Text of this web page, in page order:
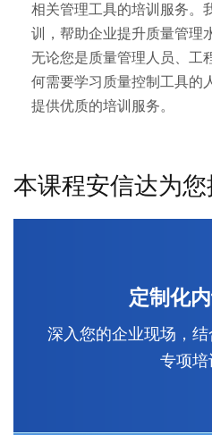
相关管理工具的培训服务。
训，帮助企业提升质量管理
无论您是质量管理人员、工
何需要学习质量控制工具的
提供优质的培训服务。
本课程安信达为您
定制化
深入您的企业现场，
专项培